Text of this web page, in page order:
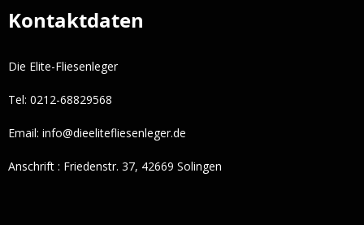
Kontaktdaten
Die Elite-Fliesenleger
Tel: 0212-68829568
Email: info@dieelitefliesenleger.de
Anschrift : Friedenstr. 37, 42669 Solingen